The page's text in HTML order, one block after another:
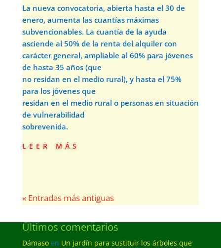
La nueva convocatoria, abierta hasta el 30 de
enero, aumenta las cuantías máximas
subvencionables. La cuantía de la ayuda
asciende al 50% de la renta del alquiler con
carácter general, ampliable al 60% para jóvenes
de hasta 35 años (que
no residan en el medio rural), y hasta el 75%
para los jóvenes que
residan en el medio rural o personas en situación
de vulnerabilidad
sobrevenida.
leer más
« Entradas más antiguas
Últimos comentarios
Dámasoen Un jardín para sustituir los árboles que